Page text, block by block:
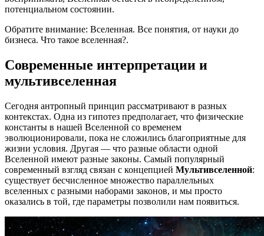
потенциальном состоянии.
Обратите внимание: Вселенная. Все понятия, от науки до
бизнеса. Что такое вселенная?.
Современные интерпретации и
мультивселенная
Сегодня антропный принцип рассматривают в разных
контекстах. Одна из гипотез предполагает, что физические
константы в нашей Вселенной со временем
эволюционировали, пока не сложились благоприятные для
жизни условия. Другая — что разные области одной
Вселенной имеют разные законы. Самый популярный
современный взгляд связан с концепцией Мультивселенной:
существует бесчисленное множество параллельных
вселенных с разными наборами законов, и мы просто
оказались в той, где параметры позволили нам появиться.